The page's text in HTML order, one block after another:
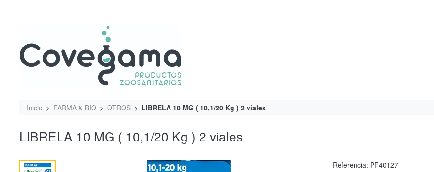
Inicio FARMA & BIO OTROS LIBRELA 10 MG ( 10,1/20 Kg ) 2 viales
LIBRELA 10 MG ( 10,1/20 Kg ) 2 viales
Referencia: PF40127